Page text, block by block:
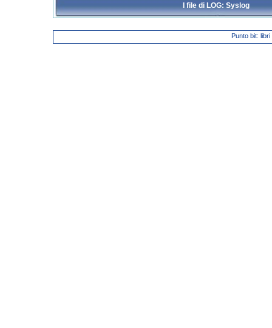
I file di LOG: Syslog
Punto bit: